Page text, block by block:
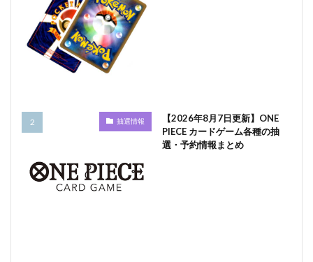
抽選情報
【2026年8月7日更新】ONE
PIECE カードゲーム各種の抽
選・予約情報まとめ